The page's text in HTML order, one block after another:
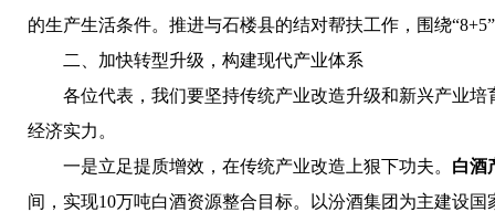
的生产生活条件。推进与石楼县的结对帮扶工作，围绕
二、加快转型升级，构建现代产业体系
各位代表，我们要坚持传统产业改造升级和新兴产业
经济实力。
一是立足提质增效，在传统产业改造上狠下功夫。 白酒
间，实现10万吨白酒资源整合目标。以汾酒集团为主建设